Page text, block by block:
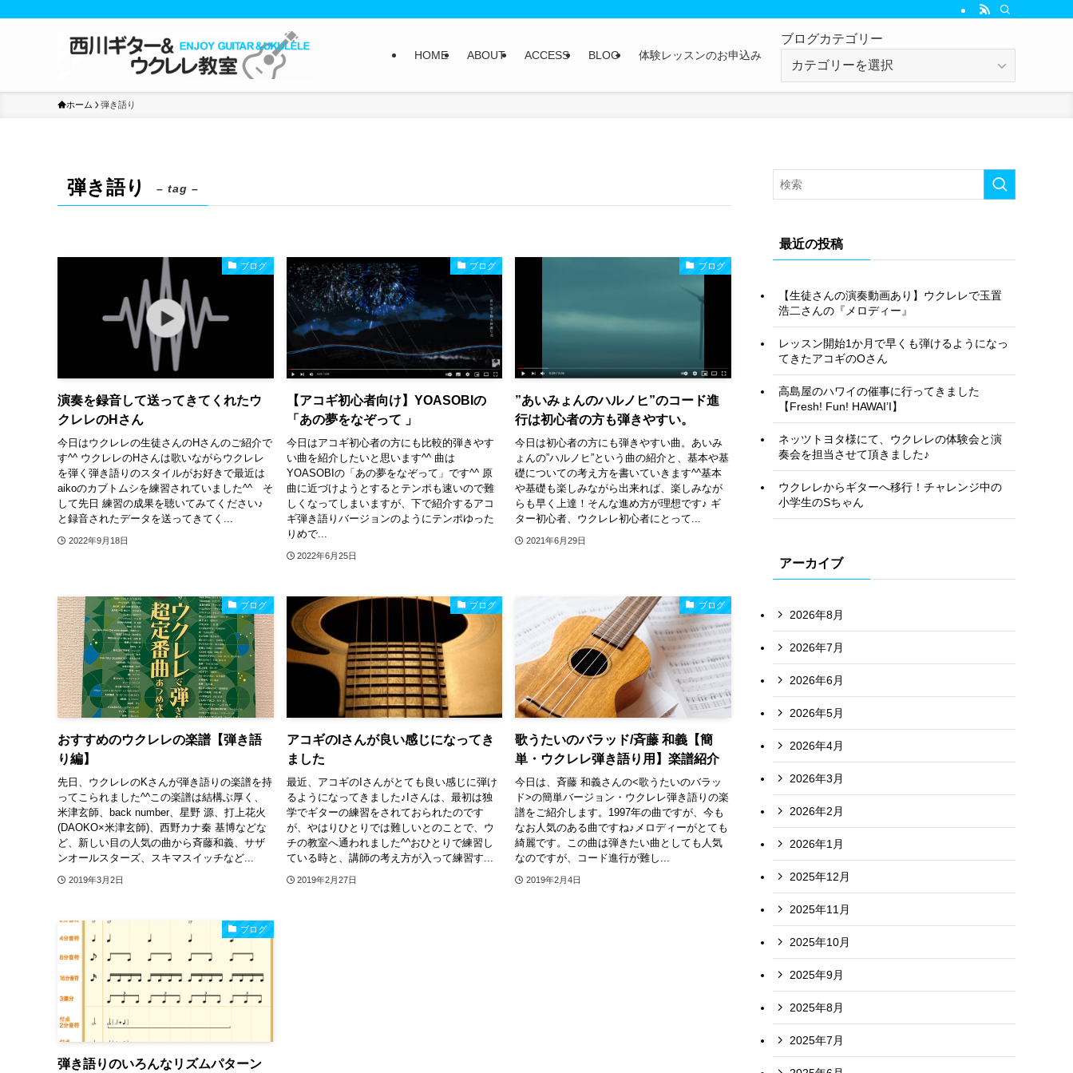
HOME ABOUT ACCESS BLOG 体験レッスンのお申込み
ブログカテゴリー
リ
ー
ホーム 弾き語り
弾き語り – tag –
ブログ
演奏を録音して送ってきてくれたウ
クレレのHさん
今日はウクレレの生徒さんのHさんのご紹介で
す^^ ウクレレのHさんは歌いながらウクレレ
を弾く弾き語りのスタイルがお好きで最近は
aikoのカブトムシを練習されていました^^ そ
して先日 練習の成果を聴いてみてください♪
と録音されたデータを送ってきてく...
2022年9月18日
ブログ
【アコギ初心者向け】YOASOBIの
「あの夢をなぞって 」
今日はアコギ初心者の方にも比較的弾きやす
い曲を紹介したいと思います^^ 曲は
YOASOBIの「あの夢をなぞって」です^^ 原
曲に近づけようとするとテンポも速いので難
しくなってしまいますが、下で紹介するアコ
ギ弾き語りバージョンのようにテンポゆった
りめで...
2022年6月25日
ブログ
”あいみょんのハルノヒ”のコード進
行は初心者の方も弾きやすい。
今日は初心者の方にも弾きやすい曲。あいみ
ょんの”ハルノヒ”という曲の紹介と、基本や基
礎についての考え方を書いていきます^^基本
や基礎も楽しみながら出来れば、楽しみなが
らも早く上達！そんな進め方が理想です♪ ギ
ター初心者、ウクレレ初心者にとって...
2021年6月29日
ブログ
おすすめのウクレレの楽譜【弾き語
り編】
先日、ウクレレのKさんが弾き語りの楽譜を持
ってこられました^^この楽譜は結構ぶ厚く、
米津玄師、back number、星野 源、打上花火
(DAOKO×米津玄師)、西野カナ秦 基博などな
ど、新しい目の人気の曲から斉藤和義、サザ
ンオールスターズ、スキマスイッチなど...
2019年3月2日
ブログ
アコギのIさんが良い感じになってき
ました
最近、アコギのIさんがとても良い感じに弾け
るようになってきました♪Iさんは、最初は独
学でギターの練習をされておられたのです
が、やはりひとりでは難しいとのことで、ウ
チの教室へ通われました^^おひとりで練習し
ている時と、講師の考え方が入って練習す...
2019年2月27日
ブログ
歌うたいのバラッド/斉藤 和義【簡
単・ウクレレ弾き語り用】楽譜紹介
今日は、斉藤 和義さんの<歌うたいのバラッ
ド>の簡単バージョン・ウクレレ弾き語りの楽
譜をご紹介します。1997年の曲ですが、今も
なお人気のある曲ですね♪メロディーがとても
綺麗です。この曲は弾きたい曲としても人気
なのですが、コード進行が難し...
2019年2月4日
ブログ
弾き語りのいろんなリズムパターン
最近の投稿
【生徒さんの演奏動画あり】ウクレレで玉置
浩二さんの『メロディー』
レッスン開始1か月で早くも弾けるようになっ
てきたアコギのOさん
高島屋のハワイの催事に行ってきました
【Fresh! Fun! HAWAI’I】
ネッツトヨタ様にて、ウクレレの体験会と演
奏会を担当させて頂きました♪
ウクレレからギターへ移行！チャレンジ中の
小学生のSちゃん
アーカイブ
2026年8月
2026年7月
2026年6月
2026年5月
2026年4月
2026年3月
2026年2月
2026年1月
2025年12月
2025年11月
2025年10月
2025年9月
2025年8月
2025年7月